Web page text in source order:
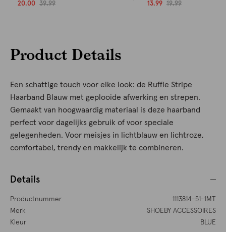
20.00
39.99
13.99
19.99
Product Details
Een schattige touch voor elke look: de Ruffle Stripe
Haarband Blauw met geplooide afwerking en strepen.
Gemaakt van hoogwaardig materiaal is deze haarband
perfect voor dagelijks gebruik of voor speciale
gelegenheden. Voor meisjes in lichtblauw en lichtroze,
comfortabel, trendy en makkelijk te combineren.
Details
Productnummer
1113814-51-1MT
Merk
SHOEBY ACCESSOIRES
Kleur
BLUE